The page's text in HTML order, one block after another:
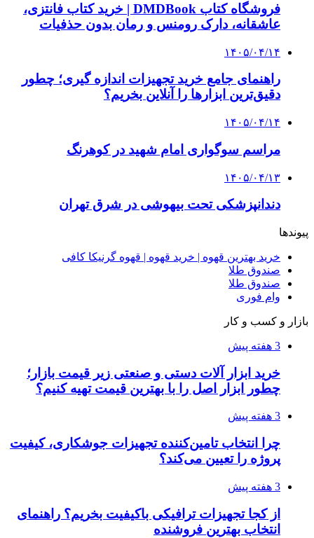
فروشگاه کتاب DMDBook | خرید کتاب فانتزی،
عاشقانه، دارک رومنس و رمان بدون حذفیات
۱۴۰۵/۰۴/۱۴
راهنمای جامع خرید تجهیزات اندازه گیری؛ چطور
دقیق‌ترین ابزارها را آنلاین بخریم؟
۱۴۰۵/۰۴/۱۴
مراسم سوگواری امام شهید در کوهرنگ
۱۴۰۵/۰۴/۱۳
دندانپزشکی تحت بیهوشی در شرق تهران
پیوندها
خرید بهترین قهوه | خرید قهوه | قهوه گرنیکا کافی
صندوق طلا
صندوق طلا
وام فوری
بازار و کسب و کار
3 هفته پیش
خرید ابزار آلات دستی و صنعتی زیر قیمت بازار؛
چطور ابزار اصل را با بهترین قیمت تهیه کنیم؟
3 هفته پیش
چرا انتخاب تامین‌کننده تجهیزات جوشکاری، کیفیت
پروژه را تعیین می‌کند؟
3 هفته پیش
از کجا تجهیزات ترافیکی باکیفیت بخریم؟ راهنمای
انتخاب بهترین فروشنده